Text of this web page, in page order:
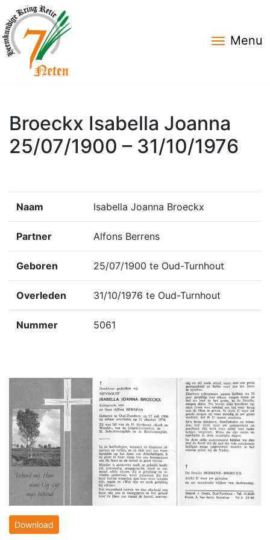
Menu
Broeckx Isabella Joanna
25/07/1900 – 31/10/1976
Naam Isabella Joanna Broeckx
Partner Alfons Berrens
Geboren 25/07/1900 te Oud-Turnhout
Overleden 31/10/1976 te Oud-Turnhout
Nummer 5061
Download